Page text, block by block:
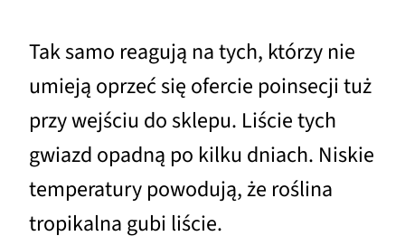
Tak samo reagują na tych, którzy nie
umieją oprzeć się ofercie poinsecji tuż
przy wejściu do sklepu. Liście tych
gwiazd opadną po kilku dniach. Niskie
temperatury powodują, że roślina
tropikalna gubi liście.